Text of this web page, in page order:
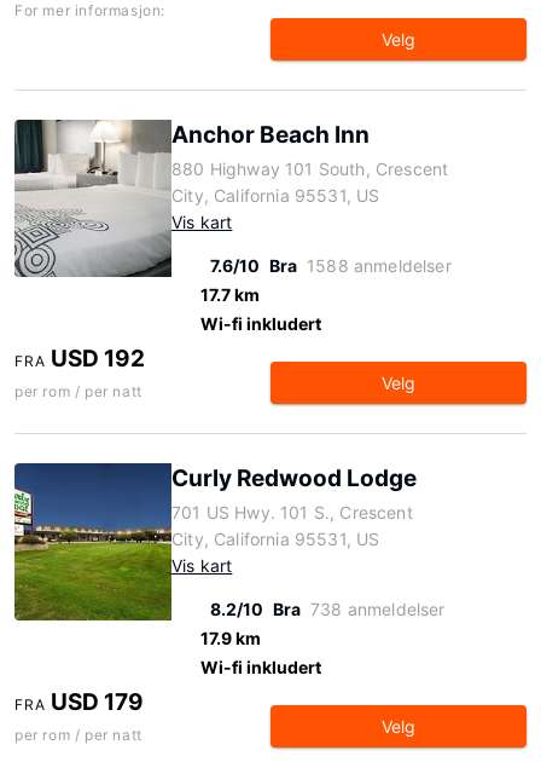
For mer informasjon:
Velg
Anchor Beach Inn
880 Highway 101 South, Crescent
City, California 95531, US
Vis kart
7.6/10 Bra 1588 anmeldelser
17.7 km
Wi-fi inkludert
FRA USD 192
per rom / per natt Velg
Curly Redwood Lodge
701 US Hwy. 101 S., Crescent
City, California 95531, US
Vis kart
8.2/10 Bra 738 anmeldelser
17.9 km
Wi-fi inkludert
FRA USD 179
per rom / per natt Velg